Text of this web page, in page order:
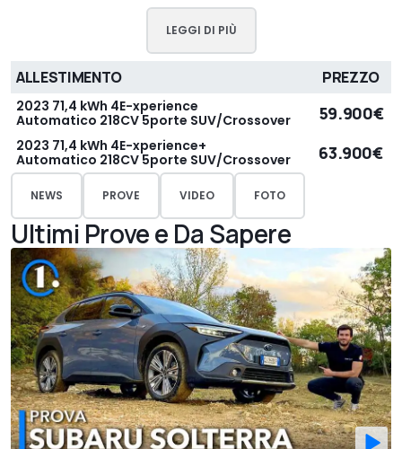
LEGGI DI PIÙ
ALLESTIMENTO PREZZO
2023 71,4 kWh 4E-xperience
Automatico 218CV 5porte SUV/Crossover
59.900€
2023 71,4 kWh 4E-xperience+
Automatico 218CV 5porte SUV/Crossover
63.900€
NEWS PROVE VIDEO FOTO
Ultimi Prove e Da Sapere